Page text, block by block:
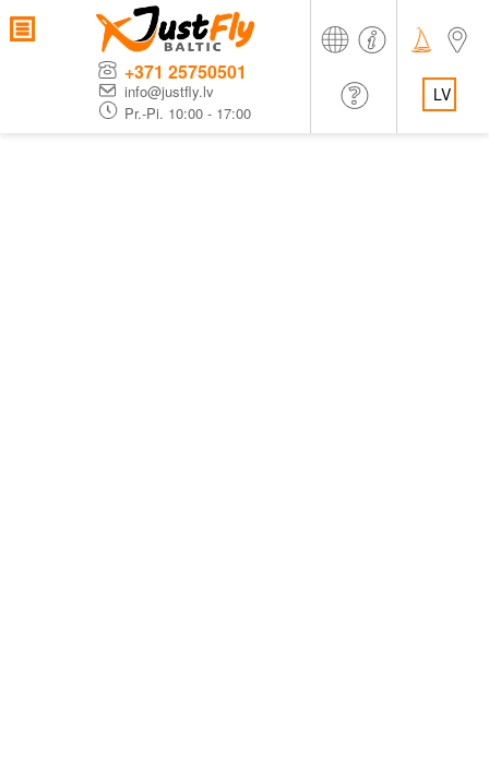
+371 25750501
info@justfly.lv
Pr.-Pi. 10:00 - 17:00
LV